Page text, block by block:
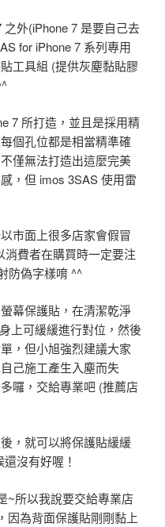
外(iPhone 7 是要自己去
for iPhone 7 系列專用
工具組 (提供灰塵黏貼膠
7 所打造，並且是採用精
個孔位都是相當精準確
僅無法打造出這麼完美
，但 imos 3SAS 使用雷
市面上很多店家會假冒
費者在購買時一定要注
防偽字樣唷 ^^
幕保護貼，在清潔乾淨
上可緩緩進行對位，然後
，但小旭強烈建議大家
己施工產生入塵而失
囉，交給專業吧 (推薦店
，就可以將保護貼緩緩
沒有好喔！
~所以我說要交給專業店
因為背面保護貼剛剛黏上